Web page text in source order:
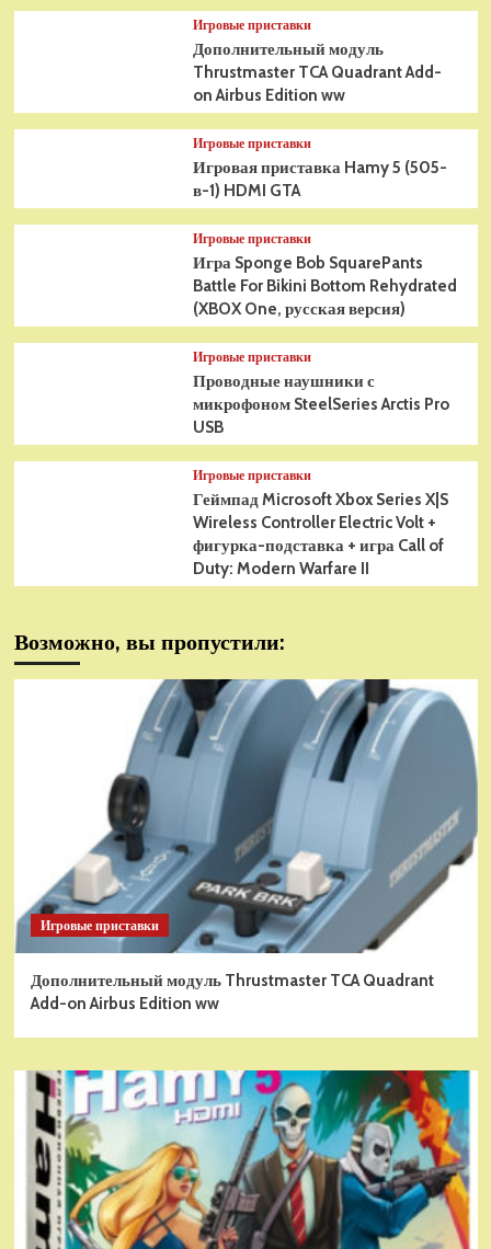
Игровые приставки
Дополнительный модуль
Thrustmaster TCA Quadrant Add-
on Airbus Edition ww
Игровые приставки
Игровая приставка Hamy 5 (505-
в-1) HDMI GTA
Игровые приставки
Игра Sponge Bob SquarePants
Battle For Bikini Bottom Rehydrated
(XBOX One, русская версия)
Игровые приставки
Проводные наушники с
микрофоном SteelSeries Arctis Pro
USB
Игровые приставки
Геймпад Microsoft Xbox Series X|S
Wireless Controller Electric Volt +
фигурка-подставка + игра Call of
Duty: Modern Warfare II
Возможно, вы пропустили:
Игровые приставки
Дополнительный модуль Thrustmaster TCA Quadrant
Add-on Airbus Edition ww